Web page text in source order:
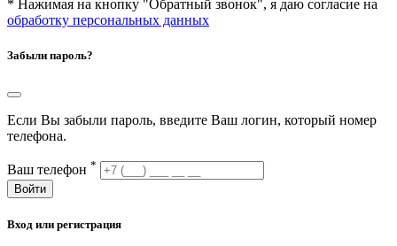
* Нажимая на кнопку "Обратный звонок", я даю согласие на
обработку персональных данных
Забыли пароль?
Если Вы забыли пароль, введите Ваш логин, который номер
телефона.
Ваш телефон *
Войти
Вход или регистрация